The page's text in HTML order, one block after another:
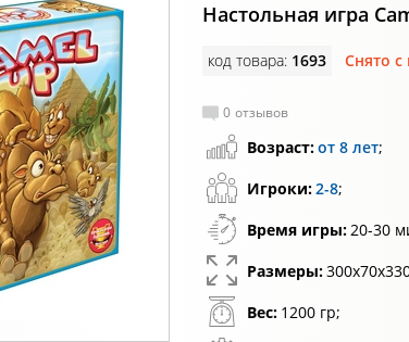
Настольная игра
код товара: 1693 Снято
0 отзывов
Возраст:от 8 лет;
Игроки:2-8;
Время игры:20-30
Размеры:
Вес: 1200 гр;